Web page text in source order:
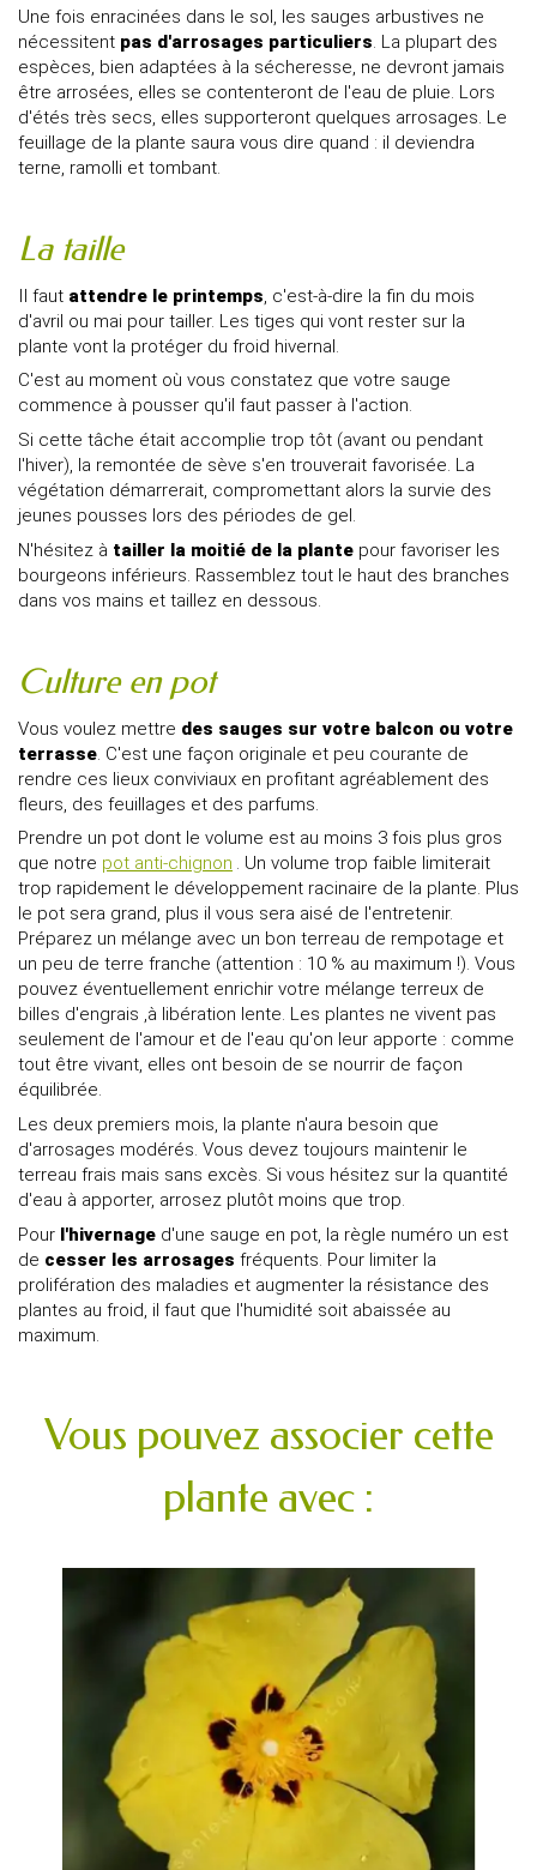
Une fois enracinées dans le sol, les sauges arbustives ne
nécessitent pas d'arrosages particuliers. La plupart des
espèces, bien adaptées à la sécheresse, ne devront jamais
être arrosées, elles se contenteront de l'eau de pluie. Lors
d'étés très secs, elles supporteront quelques arrosages. Le
feuillage de la plante saura vous dire quand : il deviendra
terne, ramolli et tombant.
La taille
Il faut attendre le printemps, c'est-à-dire la fin du mois
d'avril ou mai pour tailler. Les tiges qui vont rester sur la
plante vont la protéger du froid hivernal.
C'est au moment où vous constatez que votre sauge
commence à pousser qu'il faut passer à l'action.
Si cette tâche était accomplie trop tôt (avant ou pendant
l'hiver), la remontée de sève s'en trouverait favorisée. La
végétation démarrerait, compromettant alors la survie des
jeunes pousses lors des périodes de gel.
N'hésitez à tailler la moitié de la plante pour favoriser les
bourgeons inférieurs. Rassemblez tout le haut des branches
dans vos mains et taillez en dessous.
Culture en pot
Vous voulez mettre des sauges sur votre balcon ou votre
terrasse. C'est une façon originale et peu courante de
rendre ces lieux conviviaux en profitant agréablement des
fleurs, des feuillages et des parfums.
Prendre un pot dont le volume est au moins 3 fois plus gros
que notre pot anti-chignon . Un volume trop faible limiterait
trop rapidement le développement racinaire de la plante. Plus
le pot sera grand, plus il vous sera aisé de l'entretenir.
Préparez un mélange avec un bon terreau de rempotage et
un peu de terre franche (attention : 10 % au maximum !). Vous
pouvez éventuellement enrichir votre mélange terreux de
billes d'engrais ,à libération lente. Les plantes ne vivent pas
seulement de l'amour et de l'eau qu'on leur apporte : comme
tout être vivant, elles ont besoin de se nourrir de façon
équilibrée.
Les deux premiers mois, la plante n'aura besoin que
d'arrosages modérés. Vous devez toujours maintenir le
terreau frais mais sans excès. Si vous hésitez sur la quantité
d'eau à apporter, arrosez plutôt moins que trop.
Pour l'hivernage d'une sauge en pot, la règle numéro un est
de cesser les arrosages fréquents. Pour limiter la
prolifération des maladies et augmenter la résistance des
plantes au froid, il faut que l'humidité soit abaissée au
maximum.
Vous pouvez associer cette
plante avec :